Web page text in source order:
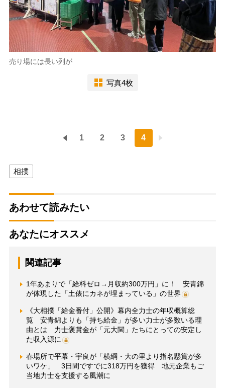
売り場には長い列が
写真4枚
1 2 3 4
相撲
あわせて読みたい
あなたにオススメ
関連記事
1年あまりで「給料ゼロ→月収約300万円」に！ 安青錦
が体現した「土俵にカネが埋まっている」の世界
《大相撲「給金番付」公開》幕内全力士の年収概算総
覧 安青錦よりも「持ち給金」が多い力士が多数いる理
由とは 力士褒賞金が「元大関」たちにとっての安定し
た収入源に
春場所で平幕・宇良が「横綱・大の里より指名懸賞が多
いワケ」 3日間ですでに318万円を獲得 地元企業もご
当地力士を支援する風潮に